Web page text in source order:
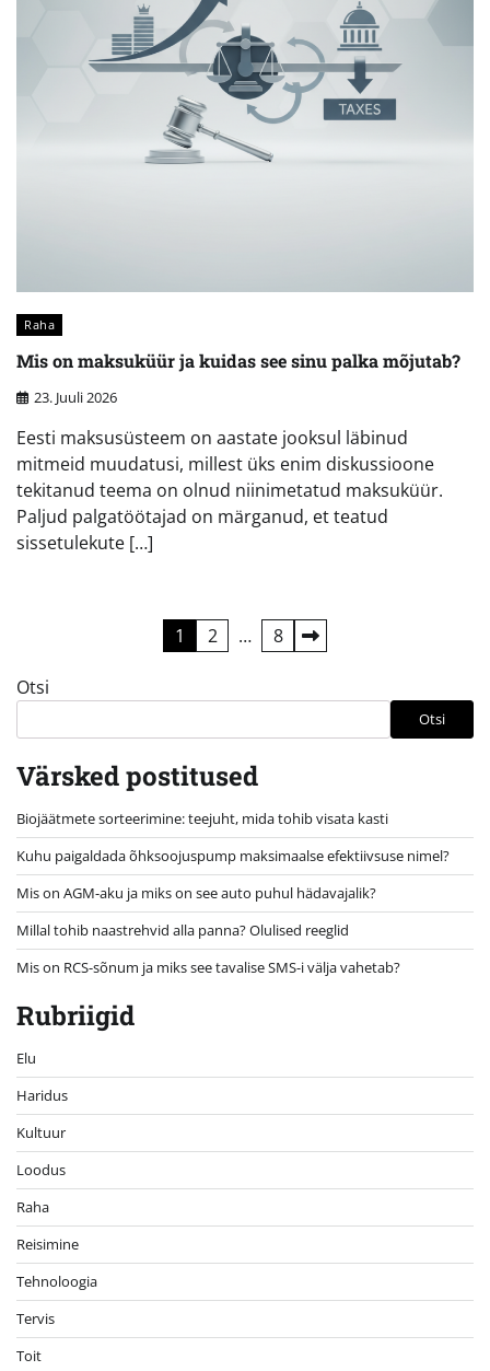
Raha
Mis on maksuküür ja kuidas see sinu palka mõjutab?
23. Juuli 2026
Eesti maksusüsteem on aastate jooksul läbinud
mitmeid muudatusi, millest üks enim diskussioone
tekitanud teema on olnud niinimetatud maksuküür.
Paljud palgatöötajad on märganud, et teatud
sissetulekute […]
leheküljendus
1 2 … 8
Otsi
Otsi
Värsked postitused
Biojäätmete sorteerimine: teejuht, mida tohib visata kasti
Kuhu paigaldada õhksoojuspump maksimaalse efektiivsuse nimel?
Mis on AGM-aku ja miks on see auto puhul hädavajalik?
Millal tohib naastrehvid alla panna? Olulised reeglid
Mis on RCS-sõnum ja miks see tavalise SMS-i välja vahetab?
Rubriigid
Elu
Haridus
Kultuur
Loodus
Raha
Reisimine
Tehnoloogia
Tervis
Toit